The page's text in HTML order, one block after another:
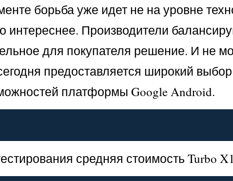
борьба уже идет не на уровне
интереснее. Производители
для покупателя решение. И не
предоставляется широкий
платформы Google Android.
средняя стоимость Turbo